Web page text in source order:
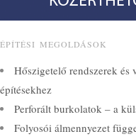
ÉPÍTÉSI MEGOLDÁSOK
Hőszigetelő rendszerek
építésekhez
Perforált burkolatok – a
Folyosói álmennyezet